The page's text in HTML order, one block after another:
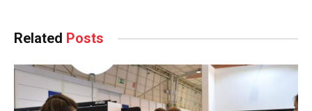
Related Posts